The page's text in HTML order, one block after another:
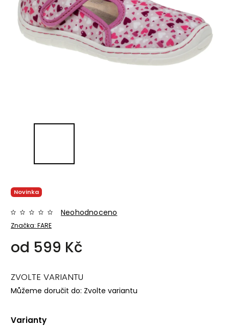
Novinka
Značka: FARE
Neohodnoceno
Varianty
od 599 Kč
ZVOLTE VARIANTU
Můžeme doručit do: Zvolte variantu